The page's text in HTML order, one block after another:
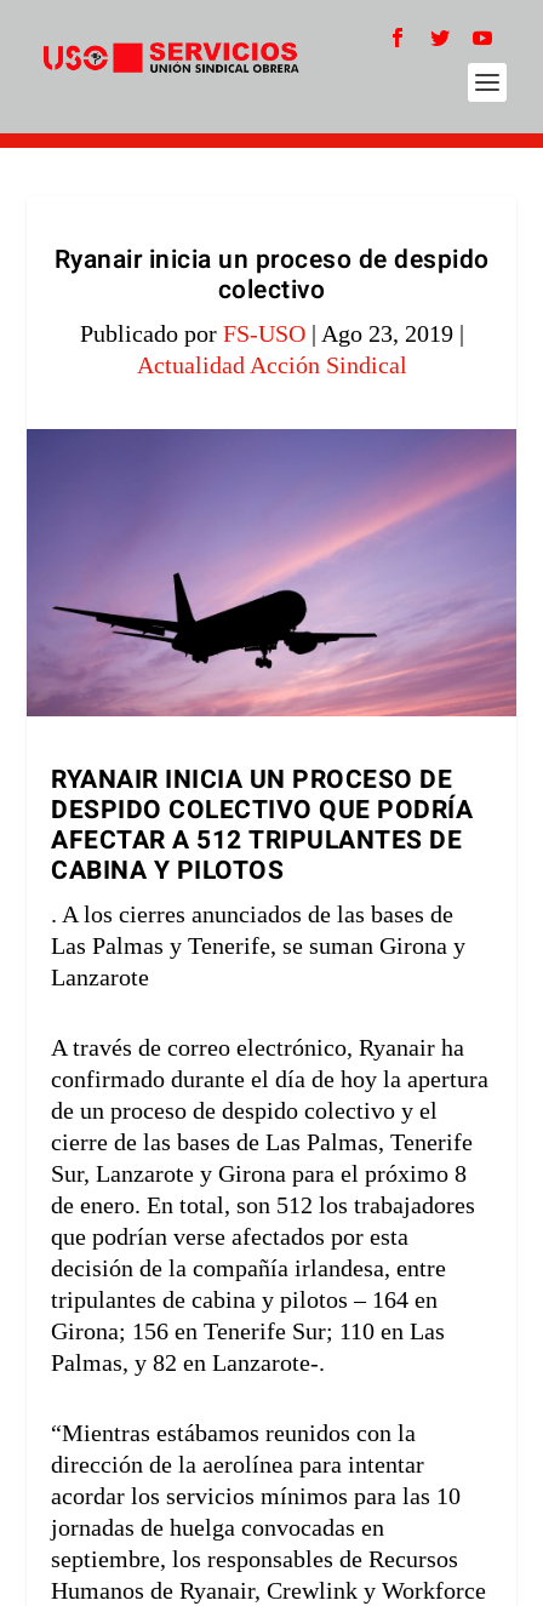
Ryanair inicia un proceso de despido
colectivo
Publicado por FS-USO| Ago 23, 2019|
Actualidad Acción Sindical
RYANAIR INICIA UN PROCESO DE
DESPIDO COLECTIVO QUE PODRÍA
AFECTAR A 512 TRIPULANTES DE
CABINA Y PILOTOS
. A los cierres anunciados de las bases de
Las Palmas y Tenerife, se suman Girona y
Lanzarote
A través de correo electrónico, Ryanair ha
confirmado durante el día de hoy la apertura
de un proceso de despido colectivo y el
cierre de las bases de Las Palmas, Tenerife
Sur, Lanzarote y Girona para el próximo 8
de enero. En total, son 512 los trabajadores
que podrían verse afectados por esta
decisión de la compañía irlandesa, entre
tripulantes de cabina y pilotos – 164 en
Girona; 156 en Tenerife Sur; 110 en Las
Palmas, y 82 en Lanzarote-.
“Mientras estábamos reunidos con la
dirección de la aerolínea para intentar
acordar los servicios mínimos para las 10
jornadas de huelga convocadas en
septiembre, los responsables de Recursos
Humanos de Ryanair, Crewlink y Workforce